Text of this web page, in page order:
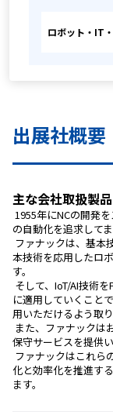
ロボット・IT
出展社概要
主な会社取扱製
の自動化を追求してま
本技術を応用したロ
す。
に適用していくこと
用いただけるよう取り
保守サービスを提供い
化と効率化を推進す
ます。